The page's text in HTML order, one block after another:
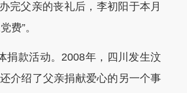
完父亲的丧礼后，李初阳于本月
费”。
款活动。2008年，四川发生汶
介绍了父亲捐献爱心的另一个事